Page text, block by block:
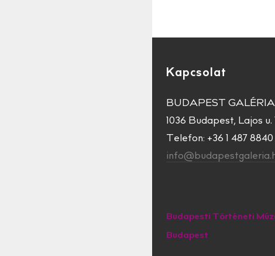
Kapcsolat
BUDAPEST GALÉRIA
1036 Budapest, Lajos u.
Telefon: +36 1 487 8840
Budapesti Történeti
Budapest